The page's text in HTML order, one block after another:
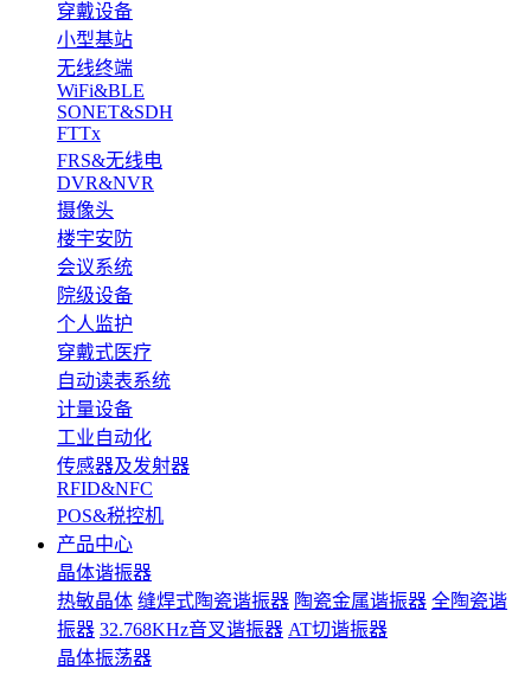
穿戴设备
小型基站
无线终端
WiFi&BLE
SONET&SDH
FTTx
FRS&无线电
DVR&NVR
摄像头
楼宇安防
会议系统
院级设备
个人监护
穿戴式医疗
自动读表系统
计量设备
工业自动化
传感器及发射器
RFID&NFC
POS&税控机
产品中心
晶体谐振器
热敏晶体 缝焊式陶瓷谐振器 陶瓷金属谐振器 全陶瓷谐
振器 32.768KHz音叉谐振器 AT切谐振器
晶体振荡器